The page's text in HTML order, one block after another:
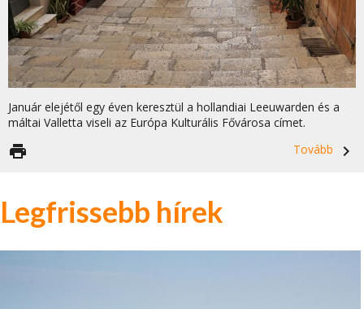
Január elejétől egy éven keresztül a hollandiai Leeuwarden és a
máltai Valletta viseli az Európa Kulturális Fővárosa címet.
Tovább
navigate_next
print
Legfrissebb hírek